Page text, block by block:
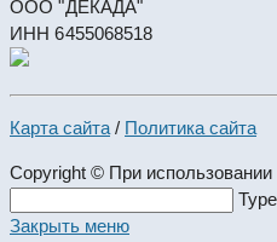
ООО "ДЕКАДА"
ИНН 6455068518
Карта сайта / Политика сайта
Copyright © При
this
Закрыть меню